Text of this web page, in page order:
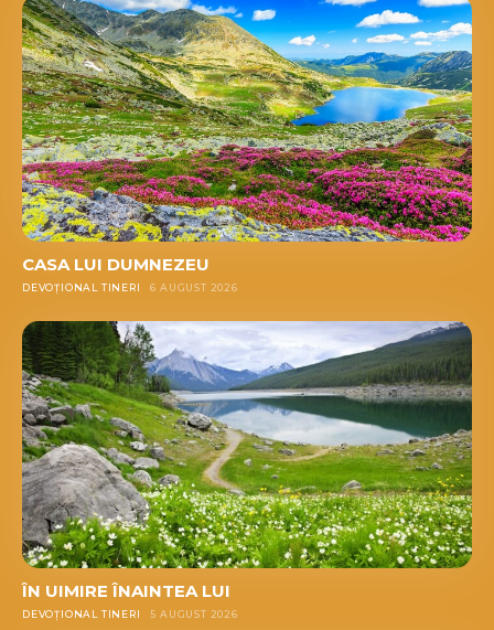
CASA LUI DUMNEZEU
DEVOȚIONAL TINERI 6 AUGUST 2026
ÎN UIMIRE ÎNAINTEA LUI
DEVOȚIONAL TINERI 5 AUGUST 2026